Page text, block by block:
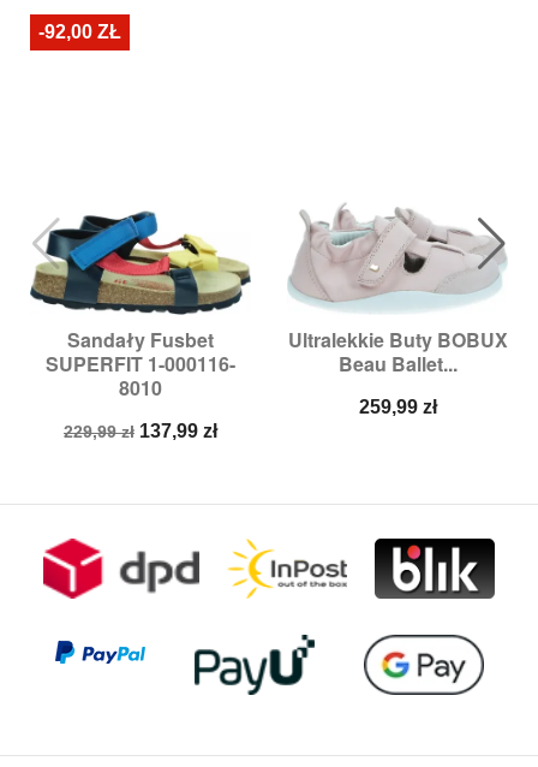
Sandały Fusbet
SUPERFIT 1-000116-
8010
Cena
229,99 zł Cena
137,99 zł
-92,00 ZŁ
Ultralekkie Buty BOBUX
Beau Ballet...
Cena
259,99 zł